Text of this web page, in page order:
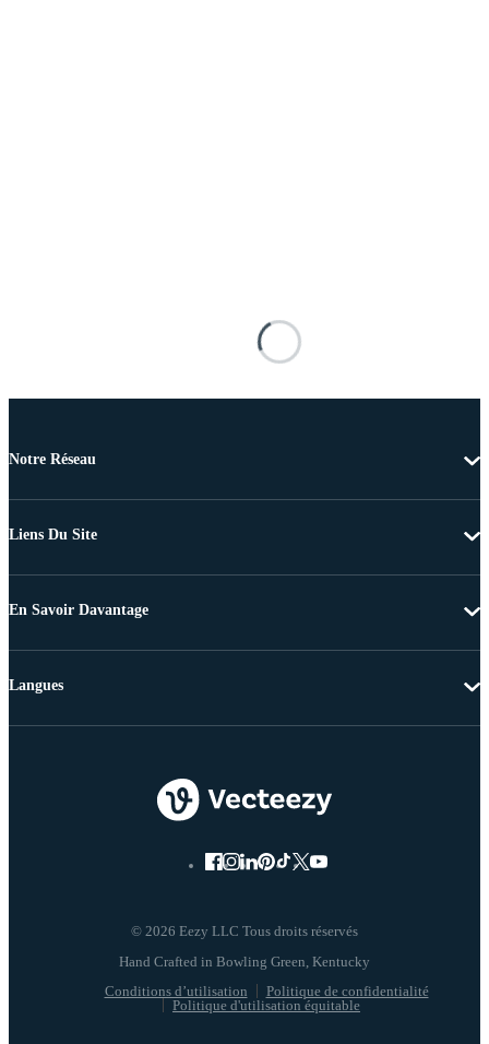
Notre Réseau
Liens Du Site
En Savoir Davantage
© 2026 Eezy LLC Tous droits réservés
Conditions d’utilisation
Politique de confidentialité
Politique d'utilisation équitable
Langues